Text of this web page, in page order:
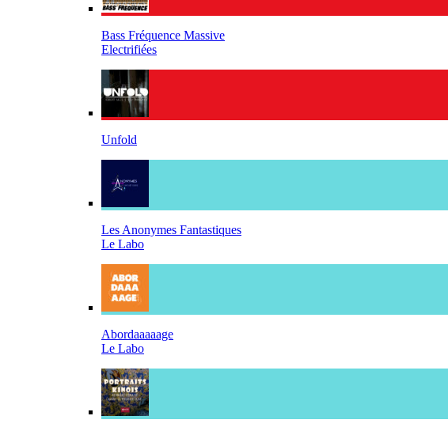
Bass Fréquence Massive
Electrifiées
Unfold
Les Anonymes Fantastiques
Le Labo
Abordaaaaage
Le Labo